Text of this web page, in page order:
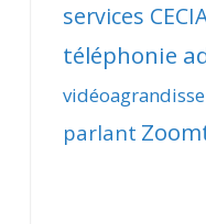
services
téléphonie
parlant